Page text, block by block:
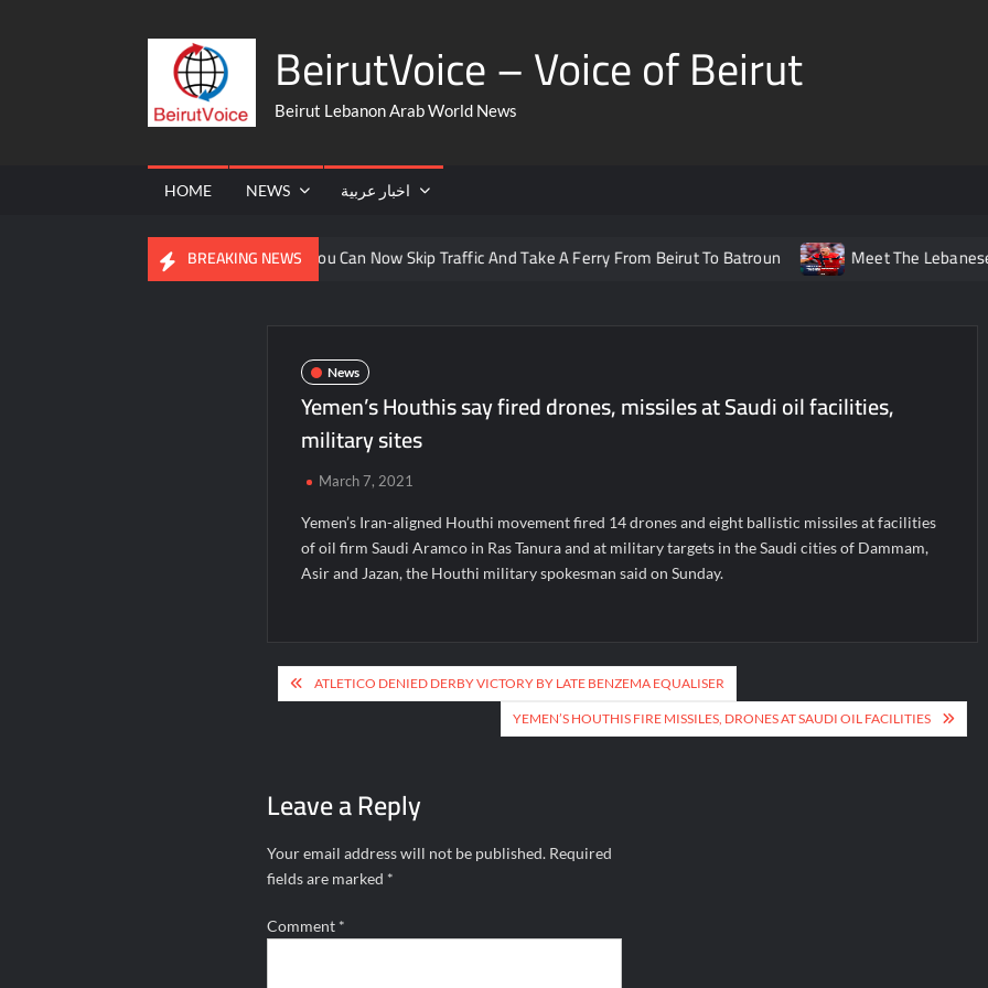
BeirutVoice – Voice of Beirut
Beirut Lebanon Arab World News
HOME NEWS اخبار عربية
BREAKING NEWS
The United States You Can Now Skip Traffic And Take A Ferry From Beirut To Batroun Meet The Lebanese Helping
News
Yemen’s Houthis say fired drones, missiles at Saudi oil facilities,
military sites
March 7, 2021
Yemen’s Iran-aligned Houthi movement fired 14 drones and eight ballistic missiles at facilities
of oil firm Saudi Aramco in Ras Tanura and at military targets in the Saudi cities of Dammam,
Asir and Jazan, the Houthi military spokesman said on Sunday.
Post
navigation
ATLETICO DENIED DERBY VICTORY BY LATE BENZEMA EQUALISER
YEMEN’S HOUTHIS FIRE MISSILES, DRONES AT SAUDI OIL FACILITIES
Leave a Reply
Your email address will not be published. Required
fields are marked *
Comment *